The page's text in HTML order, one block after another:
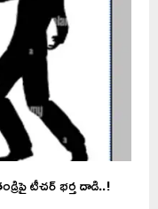
టీచర్‌ భర్త దాడి..!